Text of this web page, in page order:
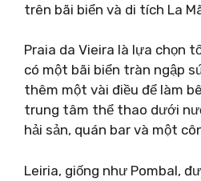
trên bãi biển và di tích La
Praia da Vieira là lựa chọn
có một bãi biển tràn ngập
thêm một vài điều để làm
trung tâm thể thao dưới
hải sản, quán bar và một
Leiria, giống như Pombal,